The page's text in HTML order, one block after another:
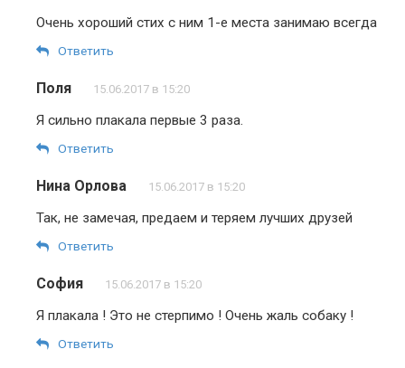
Очень хороший стих с ним 1-е места занимаю всегда
Ответить
Поля 15.06.2017 в 15:20
Я сильно плакала первые 3 раза.
Ответить
Нина Орлова 15.06.2017 в 15:20
Так, не замечая, предаем и теряем лучших друзей
Ответить
София 15.06.2017 в 15:20
Я плакала ! Это не стерпимо ! Очень жаль собаку !
Ответить